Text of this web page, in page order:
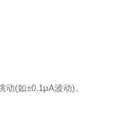
(如±0.1μA波动)。